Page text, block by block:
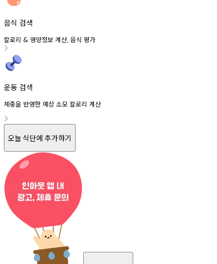
음식 검색
칼로리 & 영양정보 계산, 음식 평가
운동 검색
체중을 반영한 예상 소모 칼로리 계산
오늘 식단에 추가하기